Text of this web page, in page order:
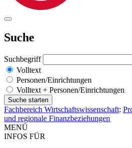
Suche
Suchbegriff
Volltext
Personen/Einrichtungen
Volltext + Personen/Einrichtungen
Fachbereich Wirtschaftswissenschaft:
und regionale Finanzbeziehungen
MENÜ
INFOS FÜR